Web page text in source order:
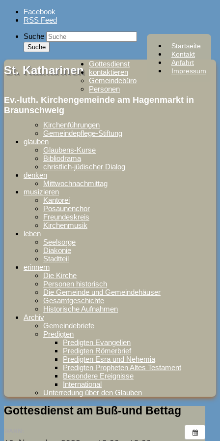
Skip
Facebook
RSS Feed
Startseite
Kontakt
Anfahrt
Impressum
Suche
St. Katharinen
Ev.-luth. Kirchengemeinde am Hagenmarkt in
Braunschweig
Gottesdienst
kontaktieren
Gemeindebüro
Personen
Kirchenführungen
Gemeindepflege-Stiftung
glauben
Glaubens-Kurse
Bibliodrama
christlich-jüdischer Dialog
denken
Mittwochnachmittag
musizieren
Kantorei
Posaunenchor
Freundeskreis
Kirchenmusik
leben
Seelsorge
Diakonie
Stadtteil
erinnern
Die Kirche
Personen historisch
Die Gemeinde und Gemeindehäuser
Gesamtgeschichte
Historische Aufnahmen
Archiv
Gemeindebriefe
Predigten
Predigten Evangelien
Predigten Römerbrief
Predigten Esra und Nehemia
Predigten Propheten Altes Testament
Besondere Ereignisse
International
Unterredung über den Glauben
Gottesdienst am Buß-und Bettag